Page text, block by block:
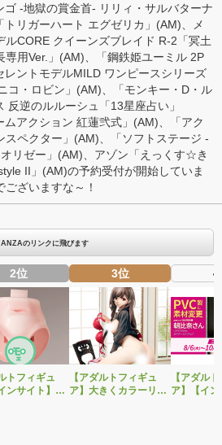
ゴ -地獄の賞金首- リリィ・サルバターナ
「 トリガーハート エグゼリカ 」(AM)、
メ
ルCORE クイーンズブレイド R-2「冥土
用Ver. 」(AM)、「鋼鉄姫ユーミル 2P
レントモデルMILD ワンピースシリーズ
コ・ロビン 」(AM)、「モンキー・D・ル
反逆のルルーシュ「13星座占い 」
ムアクション 紅蓮弐式 」(AM)、「アク
スペクター 」(AM)、「 ソフトステージ -
リゼー 」(AM)、 アゾン 「 えっくす☆き
II 」(AM)の予約受付が開始していま
ざいますな～！
のリンクに飛びます
2位
トフィギュ
ンサイト】ベ
3位
【アダルトフィギュ
ア】大きくカラーリン
4
【アダル
ア】【イ